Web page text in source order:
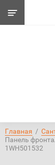
Главная
  /
Панель
1WH501532